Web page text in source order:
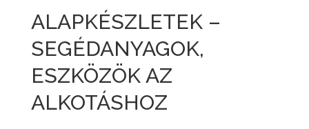
ALAPKÉSZLETEK –
SEGÉDANYAGOK,
ESZKÖZÖK AZ
ALKOTÁSHOZ